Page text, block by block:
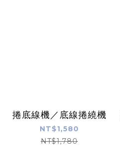
捲底線機／底線捲繞機
NT$1,580
NT$1,780